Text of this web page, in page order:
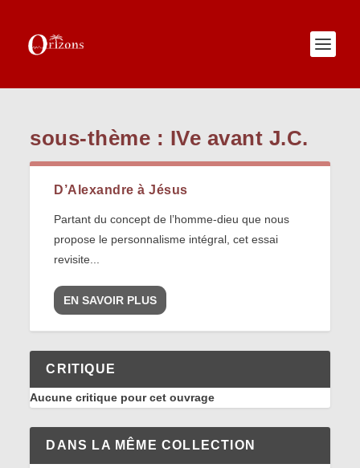
sous-thème : IVe avant J.C.
D’Alexandre à Jésus
Partant du concept de l’homme-dieu que nous
propose le personnalisme intégral, cet essai
revisite...
EN SAVOIR PLUS
CRITIQUE
Aucune critique pour cet ouvrage
DANS LA MÊME COLLECTION